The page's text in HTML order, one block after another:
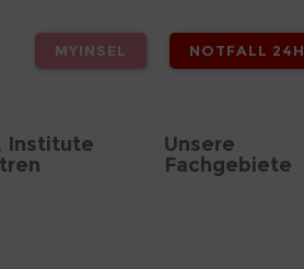
MYINSEL NOTFALL 24H
Institute
Unsere
Fachgebiete